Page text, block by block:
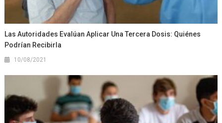
Las Autoridades Evalúan Aplicar Una Tercera Dosis: Quiénes
Podrían Recibirla
10/08/2021